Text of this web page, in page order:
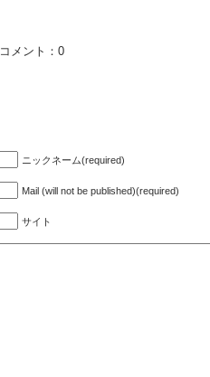
| コメント：0
ニックネーム(required)
Mail (will not be published)(required)
サイト